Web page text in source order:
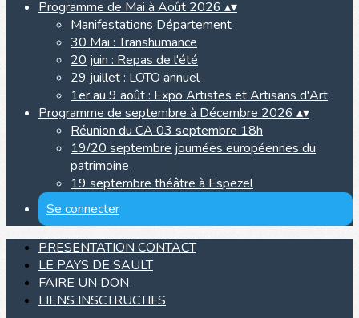
Programme de Mai à Août 2026 ▴▾
Manifestations Département
30 Mai : Transhumance
20 juin : Repas de l'été
29 juillet : LOTO annuel
1er au 9 août : Expo Artistes et Artisans d'Art
Programme de septembre à Décembre 2026 ▴▾
Réunion du CA 03 septembre 18h
19/20 septembre journées européennes du
patrimoine
19 septembre théâtre à Espezel
Se connecter
PRESENTATION CONTACT
LE PAYS DE SAULT
FAIRE UN DON
LIENS INSCTRUCTIFS